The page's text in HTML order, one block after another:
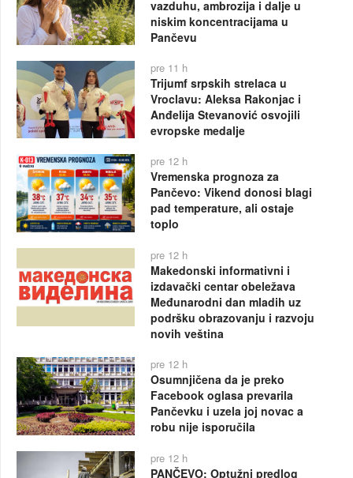
vazduhu, ambrozija i dalje u
niskim koncentracijama u
Pančevu
pre 11 h
Trijumf srpskih strelaca u
Vroclavu: Aleksa Rakonjac i
Anđelija Stevanović osvojili
evropske medalje
pre 12 h
Vremenska prognoza za
Pančevo: Vikend donosi blagi
pad temperature, ali ostaje
toplo
pre 12 h
Makedonski informativni i
izdavački centar obeležava
Međunarodni dan mladih uz
podršku obrazovanju i razvoju
novih veština
pre 12 h
Osumnjičena da je preko
Facebook oglasa prevarila
Pančevku i uzela joj novac a
robu nije isporučila
pre 12 h
PANČEVO: Optužni predlog